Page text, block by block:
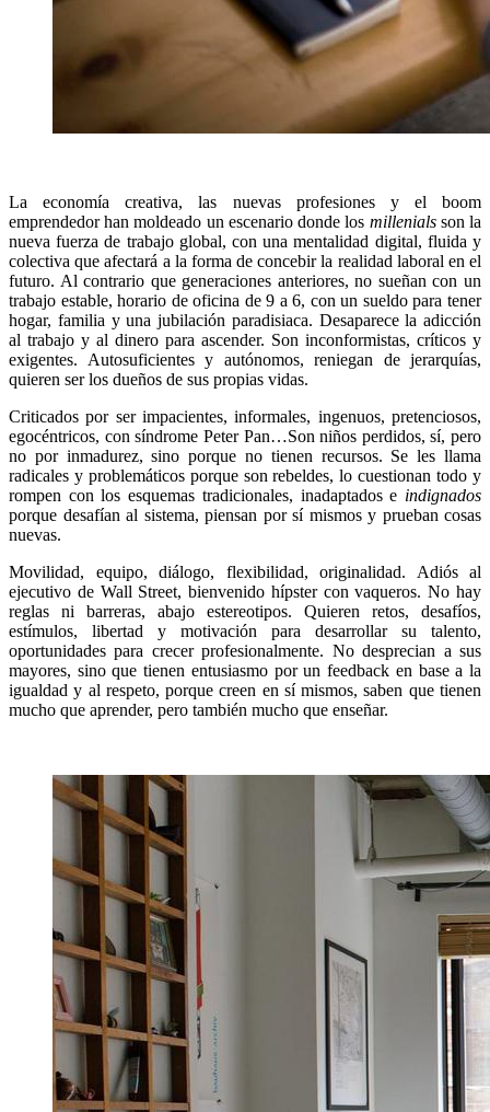
La economía creativa, las nuevas profesiones y el boom
emprendedor han moldeado un escenario donde los millenialsson la
nueva fuerza de trabajo global, con una mentalidad digital, fluida y
colectiva que afectará a la forma de concebir la realidad laboral en el
futuro. Al contrario que generaciones anteriores, no sueñan con un
trabajo estable, horario de oficina de 9 a 6, con un sueldo para tener
hogar, familia y una jubilación paradisiaca. Desaparece la adicción
al trabajo y al dinero para ascender. Son inconformistas, críticos y
exigentes. Autosuficientes y autónomos, reniegan de jerarquías,
quieren ser los dueños de sus propias vidas.
Criticados por ser impacientes, informales, ingenuos, pretenciosos,
egocéntricos, con síndrome Peter Pan…Son niños perdidos, sí, pero
no por inmadurez, sino porque no tienen recursos. Se les llama
radicales y problemáticos porque son rebeldes, lo cuestionan todo y
rompen con los esquemas tradicionales, inadaptados e indignados
porque desafían al sistema, piensan por sí mismos y prueban cosas
nuevas.
Movilidad, equipo, diálogo, flexibilidad, originalidad. Adiós al
ejecutivo de Wall Street, bienvenido hípster con vaqueros. No hay
reglas ni barreras, abajo estereotipos. Quieren retos, desafíos,
estímulos, libertad y motivación para desarrollar su talento,
oportunidades para crecer profesionalmente. No desprecian a sus
mayores, sino que tienen entusiasmo por un feedback en base a la
igualdad y al respeto, porque creen en sí mismos, saben que tienen
mucho que aprender, pero también mucho que enseñar.